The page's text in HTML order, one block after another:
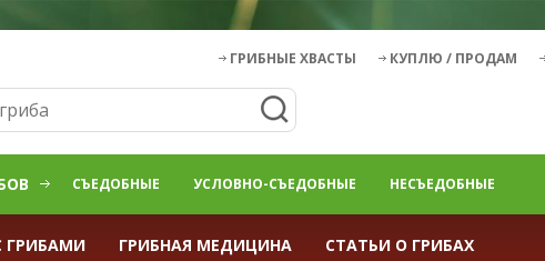
ГРИБНЫЕ ХВАСТЫ КУПЛЮ / ПРОДАМ
СЪЕДОБНЫЕ УСЛОВНО-СЪЕДОБНЫЕ НЕСЪЕДОБНЫЕ
ГРИБАМИ ГРИБНАЯ МЕДИЦИНА СТАТЬИ О ГРИБАХ